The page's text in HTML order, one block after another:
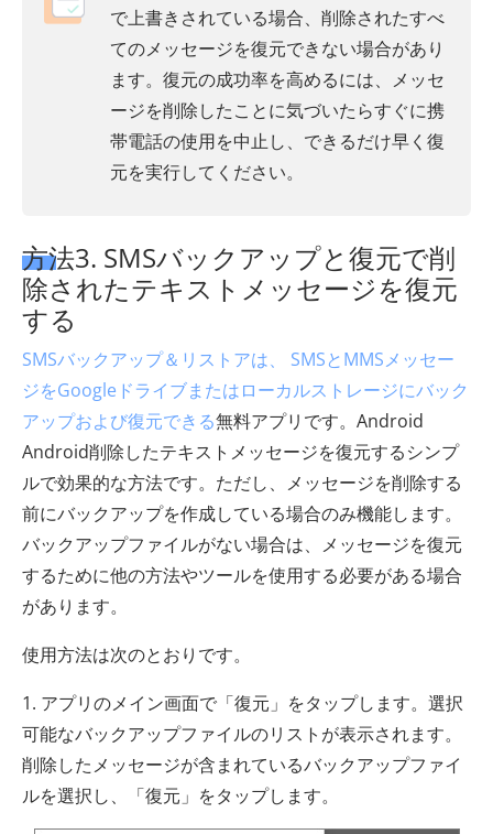
で上書きされている場合、削除されたすべ
てのメッセージを復元できない場合があり
ます。復元の成功率を高めるには、メッセ
ージを削除したことに気づいたらすぐに携
帯電話の使用を中止し、できるだけ早く復
元を実行してください。
方法3. SMSバックアップと復元で削
除されたテキストメッセージを復元
する
SMSバックアップ＆リストアは、
SMSとMMSメッセー
ジをGoogleドライブまたはローカルストレージにバック
アップおよび復元できる無料アプリです。Android
Android削除したテキストメッセージを復元するシンプ
ルで効果的な方法です。ただし、メッセージを削除する
前にバックアップを作成している場合のみ機能します。
バックアップファイルがない場合は、メッセージを復元
するために他の方法やツールを使用する必要がある場合
があります。
使用方法は次のとおりです。
1. アプリのメイン画面で「復元」をタップします。選択
可能なバックアップファイルのリストが表示されます。
削除したメッセージが含まれているバックアップファイ
ルを選択し、「復元」をタップします。